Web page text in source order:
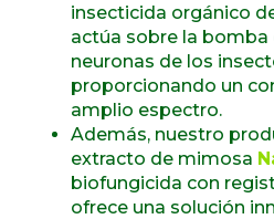
insecticida orgánico
actúa sobre la bomba
neuronas de los
proporcionando un
amplio espectro.
Además, nuestro
extracto de mimosa
biofungicida con
ofrece una solución